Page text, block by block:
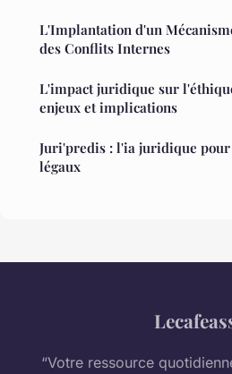
L'Implantation d'un
des Conflits Internes
L'impact juridique sur
enjeux et implications
Juri'predis : l'ia juridique pour
légaux
“Votre ressource